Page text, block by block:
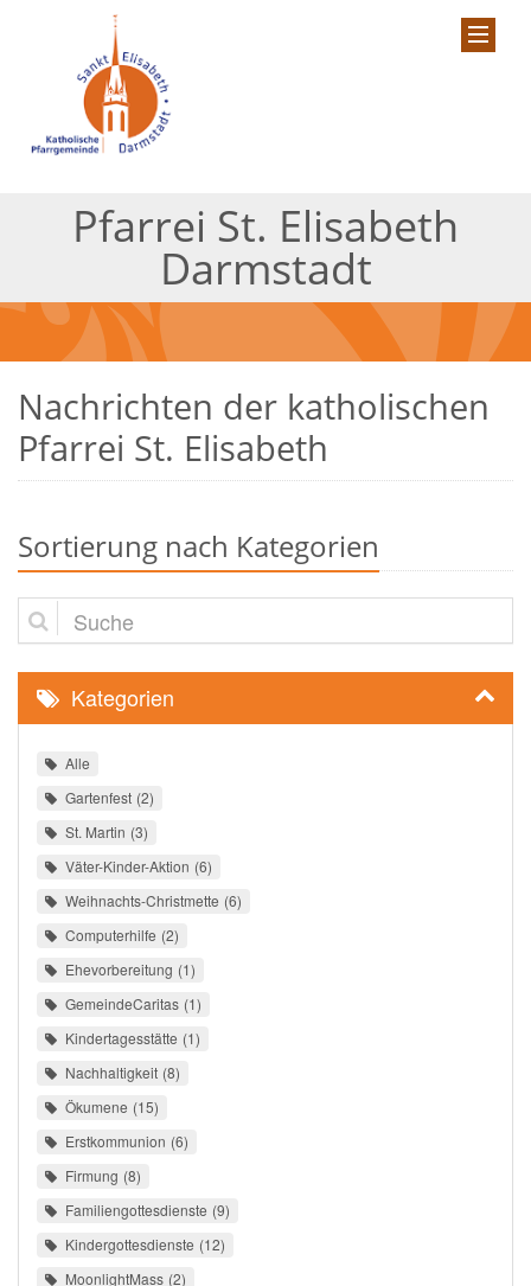
Pfarrei St. Elisabeth
Darmstadt
Nachrichten der katholischen
Pfarrei St. Elisabeth
Sortierung nach Kategorien
Suche
Kategorien
Alle
Gartenfest 2
St. Martin 3
Väter-Kinder-Aktion 6
Weihnachts-Christmette 6
Computerhilfe 2
Ehevorbereitung 1
GemeindeCaritas 1
Kindertagesstätte 1
Nachhaltigkeit 8
Ökumene 15
Erstkommunion 6
Firmung 8
Familiengottesdienste 9
Kindergottesdienste 12
MoonlightMass 2